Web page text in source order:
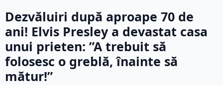
Dezvăluiri după aproape 70 de
ani! Elvis Presley a devastat casa
unui prieten: ”A trebuit să
folosesc o greblă, înainte să
mătur!”